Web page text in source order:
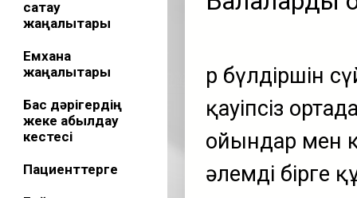
сақтау
жаңалықтары
Емхана
жаңалықтары
Бас дәрігердің
жеке қабылдау
кестесі
Пациенттерге
Әр бүлдіршін
қауіпсіз
ойындар мен
әлемді бірге